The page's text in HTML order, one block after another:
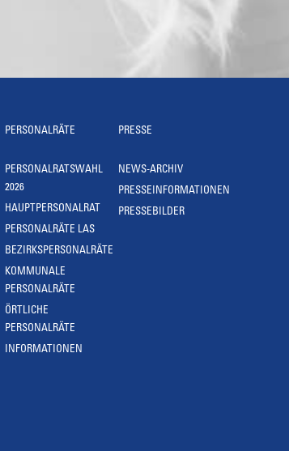
PERSONALRÄTE
PERSONALRATSWAHL
2026
HAUPTPERSONALRAT
PERSONALRÄTE LAS
BEZIRKSPERSONALRÄTE
KOMMUNALE
PERSONALRÄTE
ÖRTLICHE
PERSONALRÄTE
INFORMATIONEN
PRESSE
NEWS-ARCHIV
PRESSEINFORMATIONEN
PRESSEBILDER